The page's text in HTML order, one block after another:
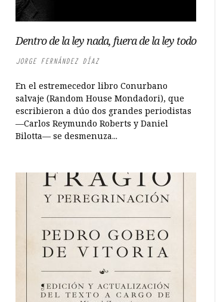
Dentro de la ley nada, fuera de la ley todo
JORGE FERNÁNDEZ DÍAZ
En el estremecedor libro Conurbano
salvaje (Random House Mondadori), que
escribieron a dúo dos grandes periodistas
—Carlos Reymundo Roberts y Daniel
Bilotta— se desmenuza...